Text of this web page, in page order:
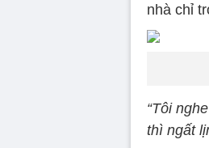
nhà chỉ
“Tôi
thì ngất